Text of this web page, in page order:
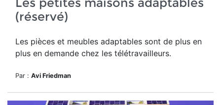
(réservé)
Les pièces et meubles adaptables sont de plus en
plus en demande chez les télétravailleurs.
Par : Avi Friedman